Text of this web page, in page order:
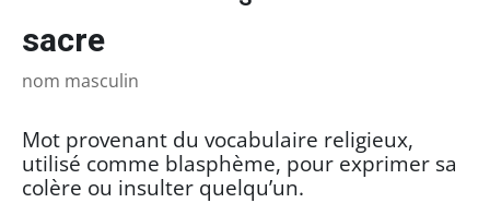
sacre
nom masculin
Mot provenant du vocabulaire religieux,
utilisé comme blasphème, pour exprimer sa
colère ou insulter quelqu’un.